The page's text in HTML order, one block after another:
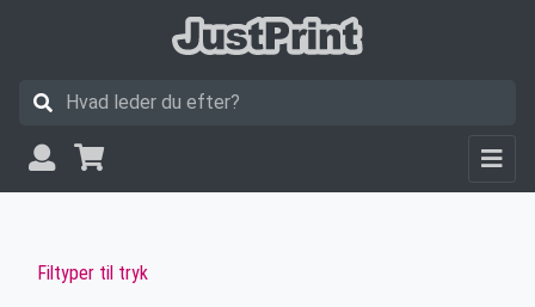
Filtyper til tryk